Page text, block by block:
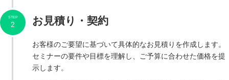
お見積り・契約
お客様のご要望に基づいて具体的なお見積りを作成します。
セミナーの要件や目標を理解し、ご予算に合わせた価格を提
示します。
STEP
2